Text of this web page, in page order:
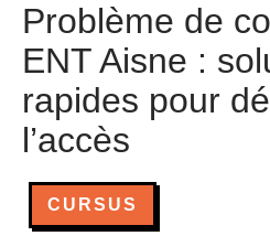
Problème de
ENT Aisne :
rapides pour
l’accès
CURSUS